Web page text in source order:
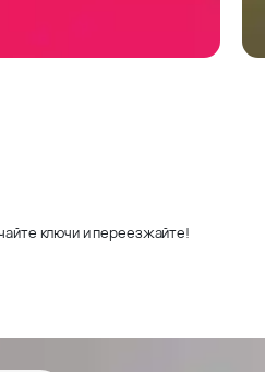
ключи и переезжайте!